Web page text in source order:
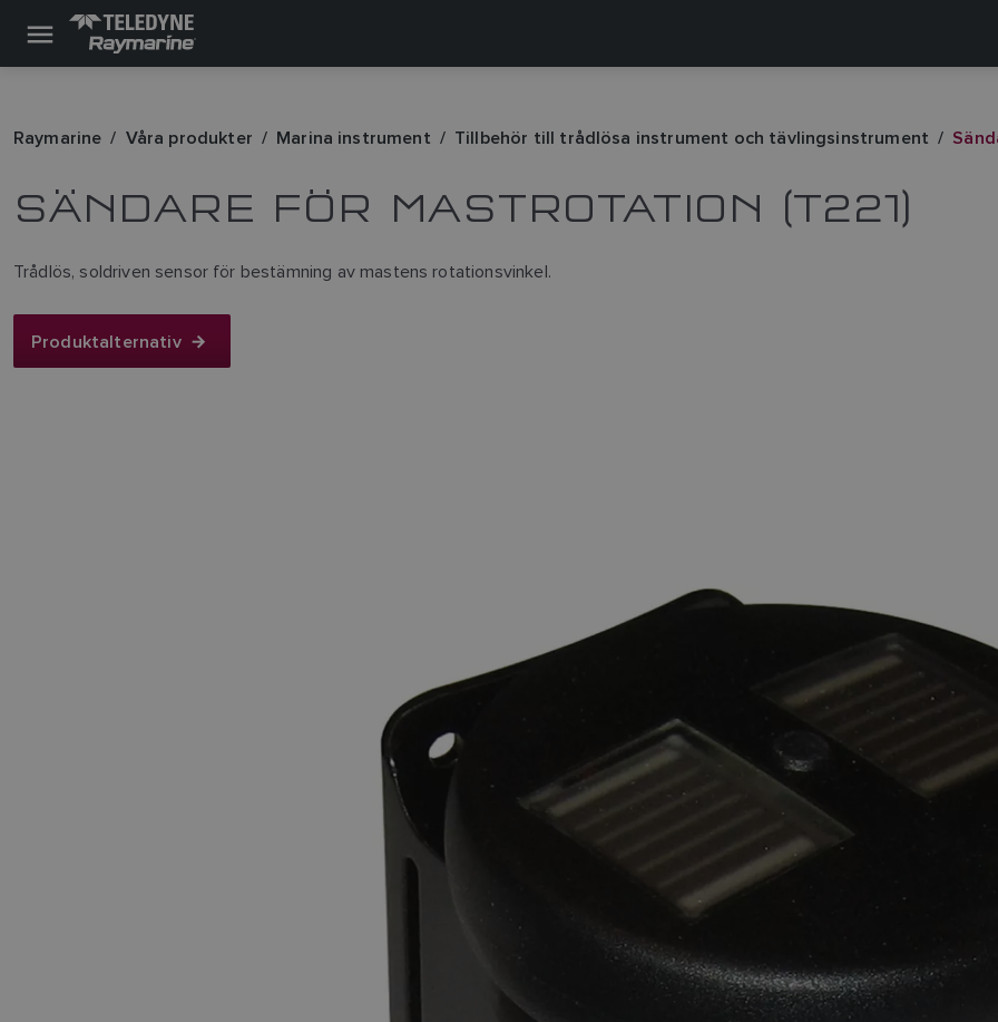
Raymarine Våra produkter Marina instrument Tillbehör till trådlösa instrument och tävlingsinstrument
SÄNDARE FÖR MASTROTATION (T221)
Trådlös, soldriven sensor för bestämning av mastens rotationsvinkel.
Produktalternativ